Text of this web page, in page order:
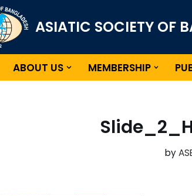
ASIATIC SOCIETY OF
ABOUT US MEMBERSHIP
by